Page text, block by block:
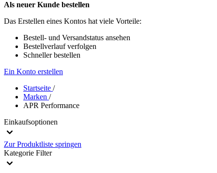
Als neuer Kunde bestellen
Das Erstellen eines Kontos hat viele Vorteile:
Bestell- und Versandstatus ansehen
Bestellverlauf verfolgen
Schneller bestellen
Ein Konto erstellen
Startseite /
Marken /
APR Performance
Einkaufsoptionen
Zur Produktliste springen
Kategorie Filter